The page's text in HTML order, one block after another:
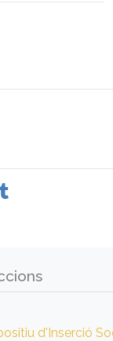
d'Inserció